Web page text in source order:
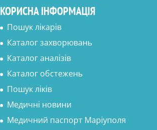
КОРИСНА ІНФОРМАЦІЯ
Пошук лікарів
Каталог захворювань
Каталог аналізів
Каталог обстежень
Пошук ліків
Медичні новини
Медичний паспорт Маріуполя